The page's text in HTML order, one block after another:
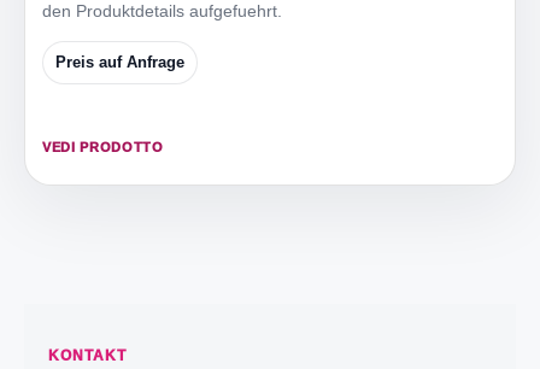
den Produktdetails aufgefuehrt.
Preis auf Anfrage
VEDI PRODOTTO
KONTAKT